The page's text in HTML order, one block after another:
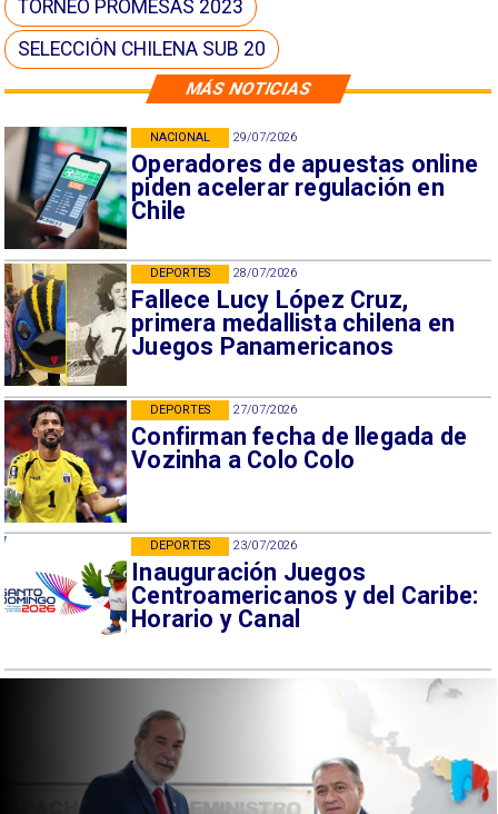
MÁS NOTICIAS
29/07/2026
Operadores de apuestas online
piden acelerar regulación en
Chile
NACIONAL
28/07/2026
Fallece Lucy López Cruz,
primera medallista chilena en
Juegos Panamericanos
DEPORTES
27/07/2026
Confirman fecha de llegada de
Vozinha a Colo Colo
DEPORTES
23/07/2026
Inauguración Juegos
Centroamericanos y del Caribe:
Horario y Canal
DEPORTES
TORNEO PROMESAS 2023
SELECCIÓN CHILENA SUB 20